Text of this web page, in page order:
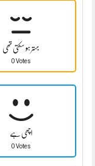
بہتر ہو سکتی تھی
0 Votes
اچھی ہے
0 Votes